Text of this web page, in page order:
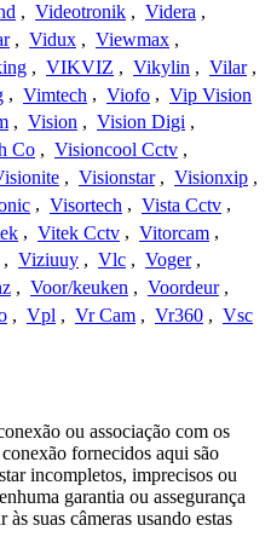
, Videotronik , Videra ,
, Vidux , Viewmax ,
, VIKVIZ , Vikylin , Vilar ,
, Vimtech , Viofo , Vip Vision
, Vision , Vision Digi ,
Co , Visioncool Cctv ,
, Visionstar , Visionxip ,
, Visortech , Vista Cctv ,
, Vitek Cctv , Vitorcam ,
, Viziuuy , Vlc , Voger ,
, Voor/keuken , Voordeur ,
, Vpl , Vr Cam , Vr360 , Vsc
ou associação com os
fornecidos aqui são
incompletos, imprecisos ou
garantia ou assegurança
suas câmeras usando estas